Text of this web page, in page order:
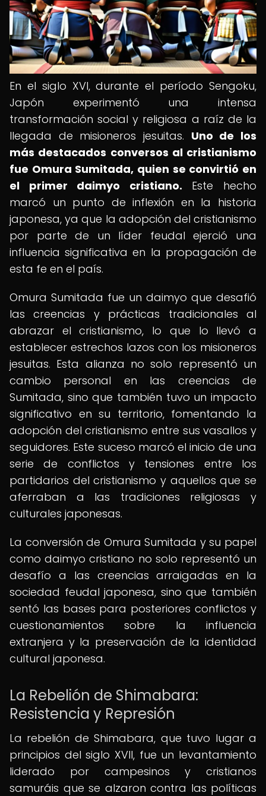
En el siglo XVI, durante el período Sengoku,
Japón experimentó una intensa
transformación social y religiosa a raíz de la
llegada de misioneros jesuitas. Uno de los
más destacados conversos al cristianismo
fue Omura Sumitada, quien se convirtió en
el primer daimyo cristiano. Este hecho
marcó un punto de inflexión en la historia
japonesa, ya que la adopción del cristianismo
por parte de un líder feudal ejerció una
influencia significativa en la propagación de
esta fe en el país.
Omura Sumitada fue un daimyo que desafió
las creencias y prácticas tradicionales al
abrazar el cristianismo, lo que lo llevó a
establecer estrechos lazos con los misioneros
jesuitas. Esta alianza no solo representó un
cambio personal en las creencias de
Sumitada, sino que también tuvo un impacto
significativo en su territorio, fomentando la
adopción del cristianismo entre sus vasallos y
seguidores. Este suceso marcó el inicio de una
serie de conflictos y tensiones entre los
partidarios del cristianismo y aquellos que se
aferraban a las tradiciones religiosas y
culturales japonesas.
La conversión de Omura Sumitada y su papel
como daimyo cristiano no solo representó un
desafío a las creencias arraigadas en la
sociedad feudal japonesa, sino que también
sentó las bases para posteriores conflictos y
cuestionamientos sobre la influencia
extranjera y la preservación de la identidad
cultural japonesa.
La Rebelión de Shimabara:
Resistencia y Represión
La rebelión de Shimabara, que tuvo lugar a
principios del siglo XVII, fue un levantamiento
liderado por campesinos y cristianos
samuráis que se alzaron contra las políticas